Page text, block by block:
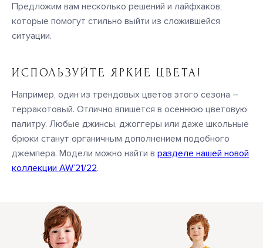
Предложим вам несколько решений и лайфхаков,
которые помогут стильно выйти из сложившейся
ситуации.
ИСПОЛЬЗУЙТЕ ЯРКИЕ ЦВЕТА!
Например, один из трендовых цветов этого сезона –
терракотовый. Отлично впишется в осеннюю цветовую
палитру. Любые джинсы, джоггеры или даже школьные
брюки станут органичным дополнением подобного
джемпера. Модели можно найти в разделе нашей новой
коллекции AW’21/22.